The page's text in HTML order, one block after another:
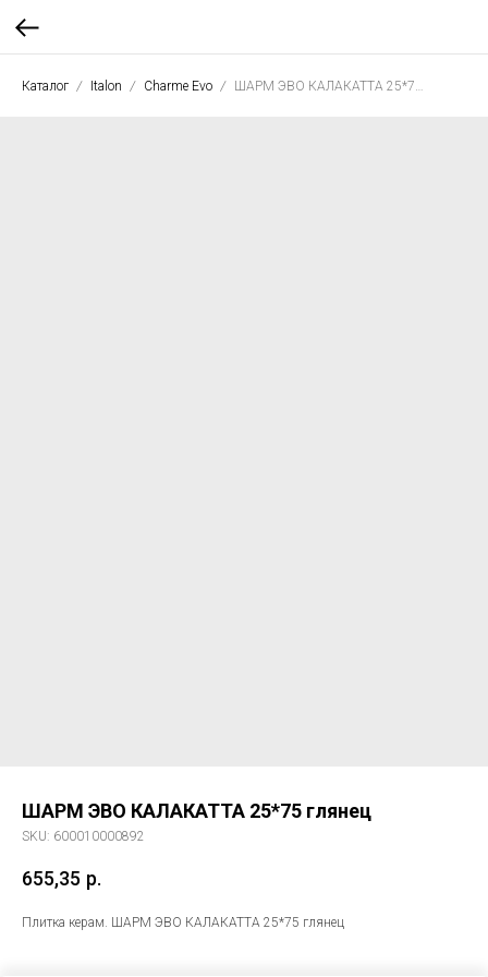
Каталог Italon Charme Evo
ШАРМ ЭВО КАЛАКАТТА 25*75 глянец
SKU: 600010000892
655,35 р.
Плитка керам. ШАРМ ЭВО КАЛАКАТТА 25*75 глянец